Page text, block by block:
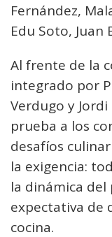
Fernández,
Edu Soto,
Al frente de la
integrado por
Verdugo y
prueba a los
desafíos
la exigencia:
la dinámica del
expectativa de
cocina.